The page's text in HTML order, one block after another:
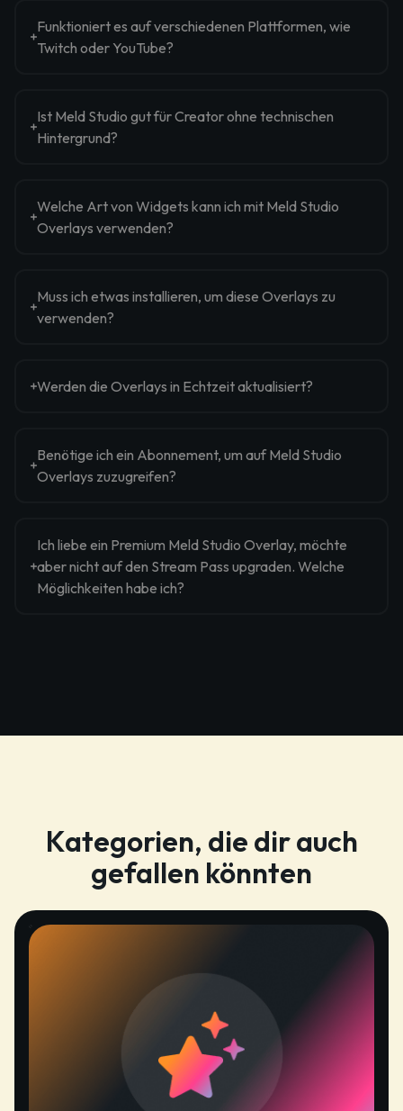
Funktioniert es auf verschiedenen Plattformen, wie
Twitch oder YouTube?
Ist Meld Studio gut für Creator ohne technischen
Hintergrund?
Welche Art von Widgets kann ich mit Meld Studio
Overlays verwenden?
Muss ich etwas installieren, um diese Overlays zu
verwenden?
Werden die Overlays in Echtzeit aktualisiert?
Benötige ich ein Abonnement, um auf Meld Studio
Overlays zuzugreifen?
Ich liebe ein Premium Meld Studio Overlay, möchte
aber nicht auf den Stream Pass upgraden. Welche
Möglichkeiten habe ich?
Kategorien, die dir auch
gefallen könnten